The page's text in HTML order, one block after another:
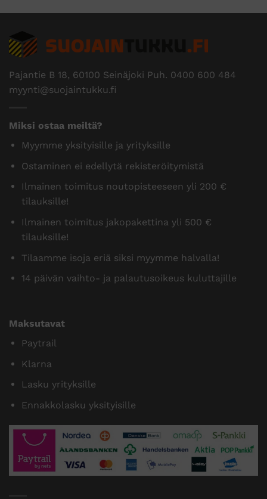
Pajantie B 18, 60100 Seinäjoki Puh. 0400 600 484
myynti@suojaintukku.fi
Miksi ostaa meiltä?
Myymme yksityisille ja yrityksille
Ostaminen ei edellytä rekisteröitymistä
Ilmainen toimitus noutopisteeseen yli 200 €
tilauksille!
Ilmainen toimitus jakopakettina yli 500 €
tilauksille!
Tilaamme isoja eriä siksi myymme halvalla!
14 päivän vaihto- ja palautusoikeus kuluttajille
Maksutavat
Paytrail
Klarna
Lasku yrityksille
Ennakkolasku yksityisille